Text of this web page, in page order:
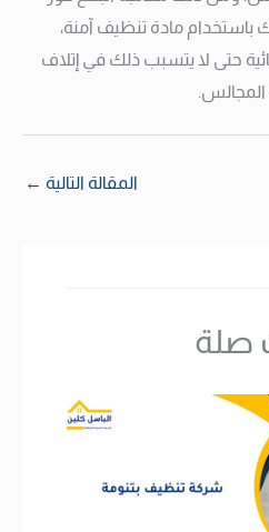
باستخدام مادة تنظيف آمنة،
حتى لا يتسبب ذلك في إتلاف
المقالة التالية ←
صلة